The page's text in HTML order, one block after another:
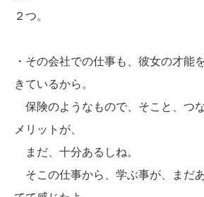
２つ。
・その会社での仕事も、彼女の才能
きているから。
保険のようなもので、そこと、つ
メリットが、
まだ、十分あるしね。
そこの仕事から、学ぶ事が、まだ